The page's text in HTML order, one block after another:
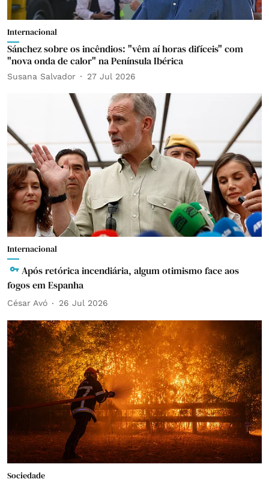
Internacional
Sánchez sobre os incêndios: "vêm aí horas difíceis" com
"nova onda de calor" na Península Ibérica
Susana Salvador 27 Jul 2026
Internacional
Após retórica incendiária, algum otimismo face aos
fogos em Espanha
César Avó 26 Jul 2026
Sociedade